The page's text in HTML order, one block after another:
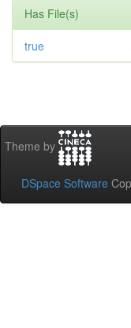
Has File(s)
true
Theme by
DSpace Software